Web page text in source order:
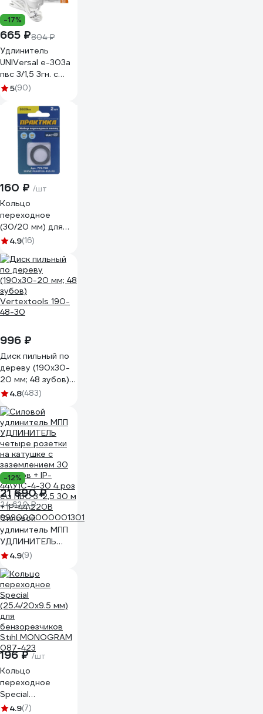
-17%
665 ₽804 ₽
Удлинитель
UNIVersal е-303а
пвс 3/1,5 3гн. с
заземлением,
(еврослот) 1722
5(90)
160 ₽ /шт
Кольцо
переходное
(30/20 мм) для
дисков ПРАКТИКА
4.9(16)
996 ₽
Диск пильный по
дереву (190х30-
20 мм; 48 зубов)
Vertextools 190-
4.8(483)
-12%
21 690 ₽
24 620 ₽
Силовой
удлинитель МПП
УДЛИНИТЕЛЬ
четыре розетки
заземлением 30
метров + IP-
44\У1С-4-30 4 роз
с\з ПВС 3*2,5 30 м
+ IP-44\220В
999000000001301
4.9(9)
196 ₽/шт
Кольцо
переходное
Special
(25.4/20х9.5 мм)
4.9(7)